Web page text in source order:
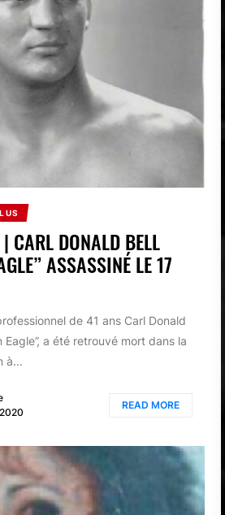
CARL DONALD BELL
ASSASSINÉ LE 17
de 41 ans Carl Donald
Eagle”, a été retrouvé mort dans la
à...
READ MORE